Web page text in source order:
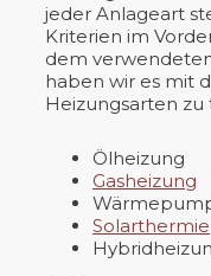
jeder Anlageart
Kriterien im
dem
haben wir es mit
Heizungsarten zu
Ölheizung
Gasheizung
Solarthermie